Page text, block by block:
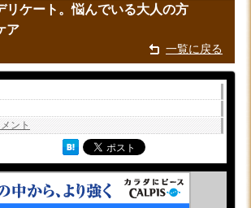
リケート。悩んでいる大人の方
ア
一覧に戻る
ント